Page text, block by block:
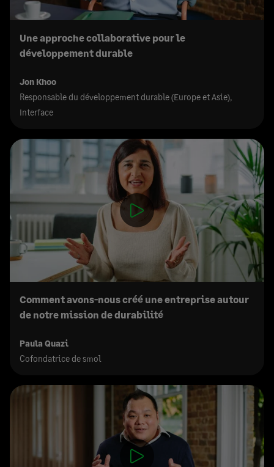
Une approche collaborative pour le
développement durable
Jon Khoo
Responsable du développement durable (Europe et Asie),
Interface
Comment avons-nous créé une entreprise autour
de notre mission de durabilité
Paula Quazi
Cofondatrice de smol